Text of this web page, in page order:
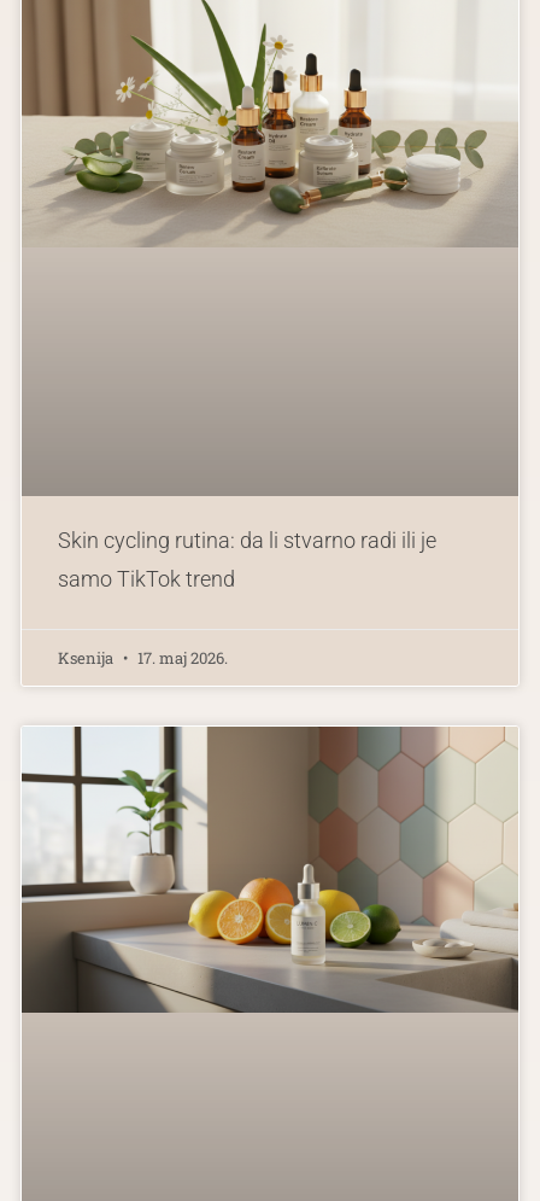
Skin cycling rutina: da li stvarno radi ili je
samo TikTok trend
Ksenija 17. maj 2026.